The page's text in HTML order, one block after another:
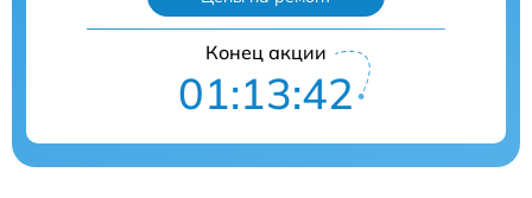
Конец акции
01:13:41